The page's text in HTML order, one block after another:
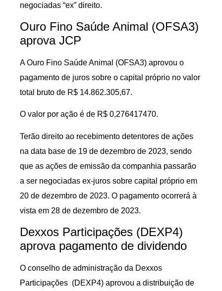
negociadas “ex” direito.
Ouro Fino Saúde Animal (OFSA3)
aprova JCP
A Ouro Fino Saúde Animal (OFSA3) aprovou o
pagamento de juros sobre o capital próprio no valor
total bruto de R$ 14.862.305,67.
O valor por ação é de R$ 0,276417470.
Terão direito ao recebimento detentores de ações
na data base de 19 de dezembro de 2023, sendo
que as ações de emissão da companhia passarão
a ser negociadas ex-juros sobre capital próprio em
20 de dezembro de 2023. O pagamento ocorrerá à
vista em 28 de dezembro de 2023.
Dexxos Participações (DEXP4)
aprova pagamento de dividendo
O conselho de administração da Dexxos
Participações (DEXP4) aprovou a distribuição de